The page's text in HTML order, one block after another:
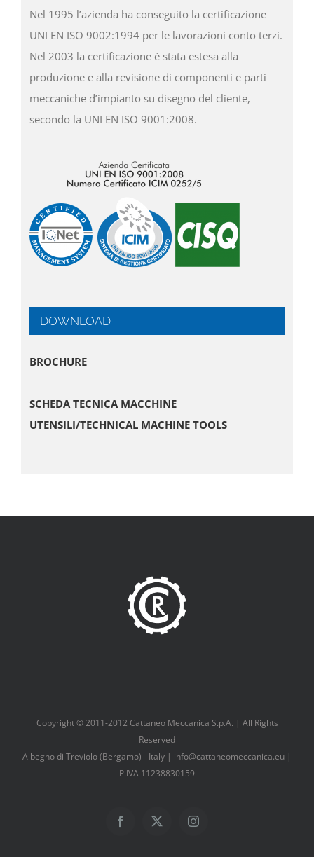
Nel 1995 l’azienda ha conseguito la certificazione
UNI EN ISO 9002:1994 per le lavorazioni conto terzi.
Nel 2003 la certificazione è stata estesa alla
produzione e alla revisione di componenti e parti
meccaniche d’impianto su disegno del cliente,
secondo la UNI EN ISO 9001:2008.
DOWNLOAD
BROCHURE
SCHEDA TECNICA MACCHINE
UTENSILI/TECHNICAL MACHINE TOOLS
Copyright © 2011-2012 Cattaneo Meccanica S.p.A. | All Rights
Reserved
Albegno di Treviolo (Bergamo) - Italy | info@cattaneomeccanica.eu |
P.IVA 11238830159
Facebook
X Instagram